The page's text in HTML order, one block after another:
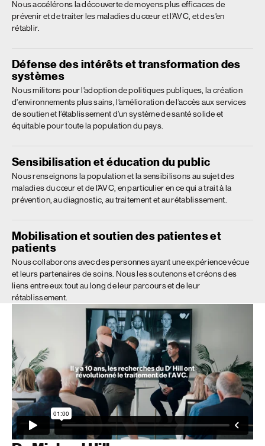
élaborer un plan d’action qui permettra de faire progresser la
recherche, accroître la sensibilisation et améliorer l’accès aux
réglementation et les lois gouvernementales pour lutter contre
le vapotage chez les jeunes, améliorer l’étiquetage nutritionnel,
Apprenez-en plus
Nous accélérons la découverte de moyens plus efficaces de
prévenir et de traiter les maladies du cœur et l’AVC, et de s’en
rétablir.
Défense des intérêts et transformation des
systèmes
Nous militons pour l’adoption de politiques publiques, la création
d’environnements plus sains, l’amélioration de l’accès aux services
de soutien et l’établissement d’un système de santé solide et
équitable pour toute la population du pays.
Sensibilisation et éducation du public
Nous renseignons la population et la sensibilisons au sujet des
maladies du cœur et de l’AVC, en particulier en ce qui a trait à la
prévention, au diagnostic, au traitement et au rétablissement.
Mobilisation et soutien des patientes et
patients
Nous collaborons avec des personnes ayant une expérience vécue
et leurs partenaires de soins. Nous les soutenons et créons des
liens entre eux tout au long de leur parcours et de leur
rétablissement.